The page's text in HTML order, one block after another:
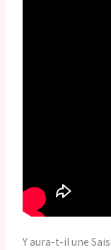
Y aura-t-il une